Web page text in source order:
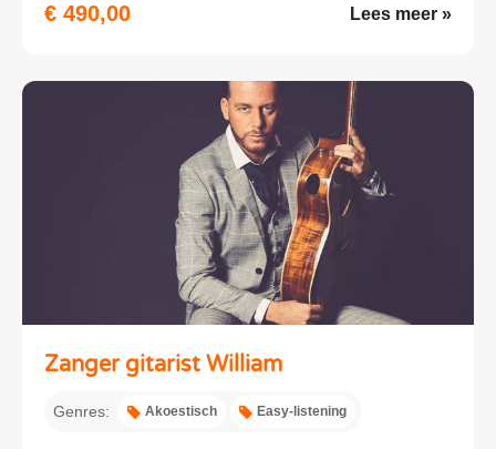
€ 490,00 Lees meer »
Zanger gitarist William
Genres: Akoestisch Easy-listening